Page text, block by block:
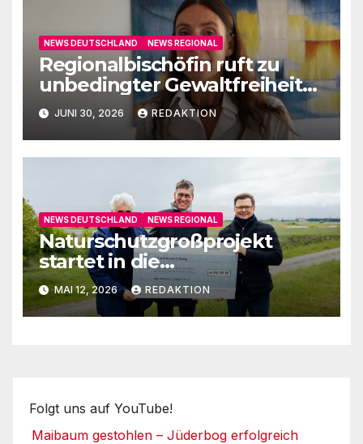
NEWS DEUTSCHLAND NEWS REGIONAL
Regionalbischöfin ruft zu
unbedingter Gewaltfreiheit
aufJUNI 30, 2026 REDAKTION
NEWS DEUTSCHLAND NEWS REGIONAL
Naturschutzgroßprojekt
startet in die
Umsetzungsphase
MAI 12, 2026 REDAKTION
Folgt uns auf YouTube!
Maibaum gestohlen – Jüderbog erfolgreich